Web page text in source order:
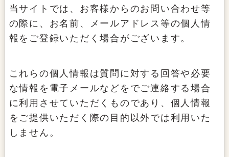
当サイトでは、お客様からのお問い合わせ等
の際に、お名前、メールアドレス等の個人情
報をご登録いただく場合がございます。
これらの個人情報は質問に対する回答や必要
な情報を電子メールなどをでご連絡する場合
に利用させていただくものであり、個人情報
をご提供いただく際の目的以外では利用いた
しません。